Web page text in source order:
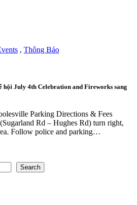
, Thông Báo
hội July 4th Celebration and Fireworks sang
Parking Directions & Fees
Rd – Hughes Rd) turn right,
Follow police and parking…
Search